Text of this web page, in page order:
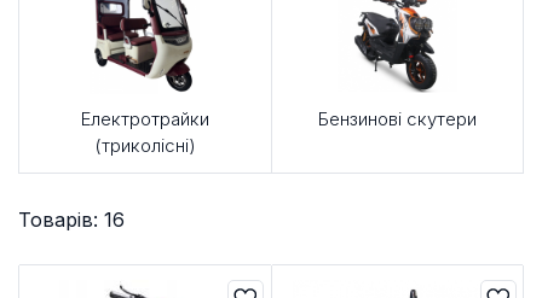
Електротрайки
(триколісні)
Бензинові скутери
Товарів: 16